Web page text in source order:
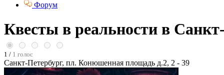
Форум
Квесты в реальности в
1 / 1 голос
Санкт-Петербург, пл. Конюшенная площадь д.2, 2 - 39